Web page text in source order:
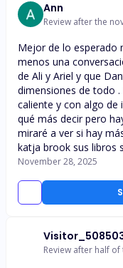
Ann
Review after the
Mejor de lo esperado
menos una
de Ali y Ariel y que
dimensiones de todo
caliente y con algo de
qué más decir pero
miraré a ver si hay
katja brook sus libros
November 28, 2025
Review after half of